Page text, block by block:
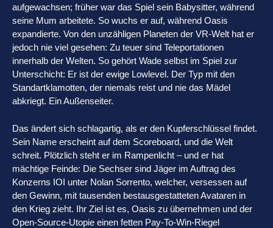
aufgewachsen; früher war das Spiel sein Babysitter, während
seine Mum arbeitete. So wuchs er auf, während Oasis
expandierte. Von den unzähligen Planeten der VR-Welt hat er
jedoch nie viel gesehen: Zu teuer sind Teleportationen
innerhalb der Welten. So gehört Wade selbst im Spiel zur
Unterschicht: Er ist der ewige Lowlevel. Der Typ mit den
Standartklamotten, der niemals reist und nie das Mädel
abkriegt. Ein Außenseiter.
Das ändert sich schlagartig, als er den Kupferschlüssel findet.
Sein Name erscheint auf dem Scoreboard, und die Welt
schreit. Plötzlich steht er im Rampenlicht – und er hat
mächtige Feinde: Die Sechser sind Jäger im Auftrag des
Konzerns IOI unter Nolan Sorrento, welcher, versessen auf
den Gewinn, mit tausenden bestausgestatteten Avataren in
den Krieg zieht. Ihr Ziel ist es, Oasis zu übernehmen und der
Open-Source-Utopie einen fetten Pay-To-Win-Riegel